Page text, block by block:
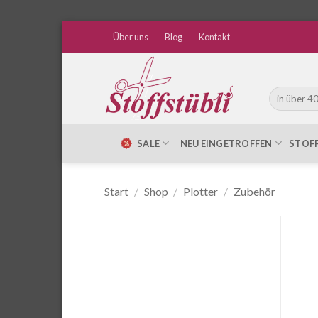
Über uns Blog Kontakt
Suche
nach:
SALE NEU EINGETROFFEN
Start / Shop / Plotter / Zubehör